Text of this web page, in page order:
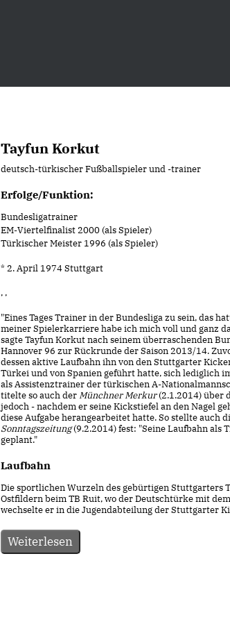
Tayfun Korkut
deutsch-türkischer Fußballspieler und -trainer
Erfolge/Funktion:
Bundesligatrainer
EM-Viertelfinalist 2000 (als Spieler)
Türkischer Meister 1996 (als Spieler)
* 2. April 1974 Stuttgart
, ,
"Eines Tages Trainer in der Bundesliga zu sein, das
meiner Spielerkarriere habe ich mich voll und ganz
sagte Tayfun Korkut nach seinem überraschenden
Hannover 96 zur Rückrunde der Saison 2013/14.
dessen aktive Laufbahn ihn von den Stuttgarter
Türkei und von Spanien geführt hatte, sich lediglich
als Assistenztrainer der türkischen A-
titelte so auch derMünchner Merkur(2.1.2014) über
jedoch - nachdem er seine Kickstiefel an den Nagel
diese Aufgabe herangearbeitet hatte. So stellte auch
Sonntagszeitung(9.2.2014) fest: "Seine Laufbahn als
geplant."
Laufbahn
Die sportlichen Wurzeln des gebürtigen Stuttgarters
Ostfildern beim TB Ruit, wo der Deutschtürke mit
wechselte er in die Jugendabteilung der Stuttgarter
Weiterlesen